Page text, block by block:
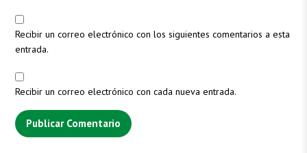
Recibir un correo electrónico con los siguientes comentarios a esta
entrada.
Recibir un correo electrónico con cada nueva entrada.